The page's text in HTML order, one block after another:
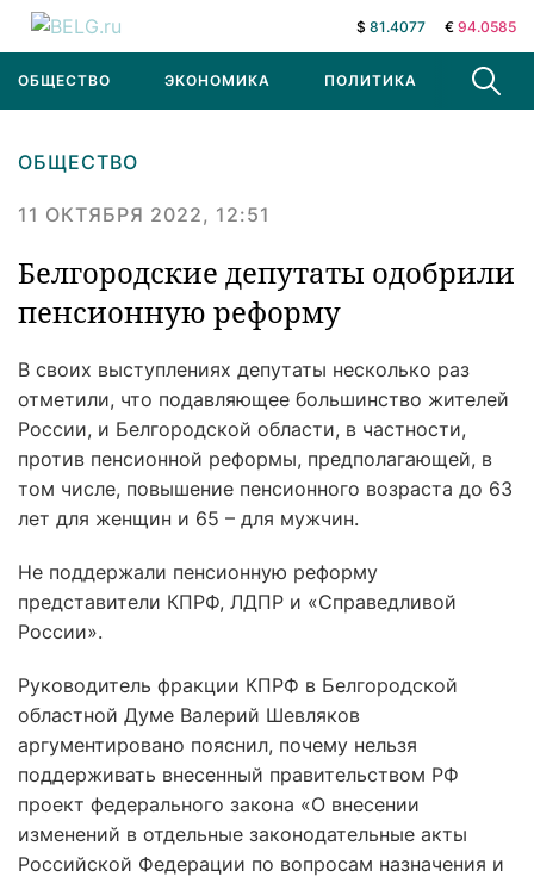
$ 81.4077 € 94.0585
ОБЩЕСТВО ЭКОНОМИКА ПОЛИТИКА В МИРЕ
ОБЩЕСТВО
11 ОКТЯБРЯ 2022, 12:51
Белгородские депутаты одобрили
пенсионную реформу
В своих выступлениях депутаты несколько раз
отметили, что подавляющее большинство жителей
России, и Белгородской области, в частности,
против пенсионной реформы, предполагающей, в
том числе, повышение пенсионного возраста до 63
лет для женщин и 65 – для мужчин.
Не поддержали пенсионную реформу
представители КПРФ, ЛДПР и «Справедливой
России».
Руководитель фракции КПРФ в Белгородской
областной Думе Валерий Шевляков
аргументировано пояснил, почему нельзя
поддерживать внесенный правительством РФ
проект федерального закона «О внесении
изменений в отдельные законодательные акты
Российской Федерации по вопросам назначения и